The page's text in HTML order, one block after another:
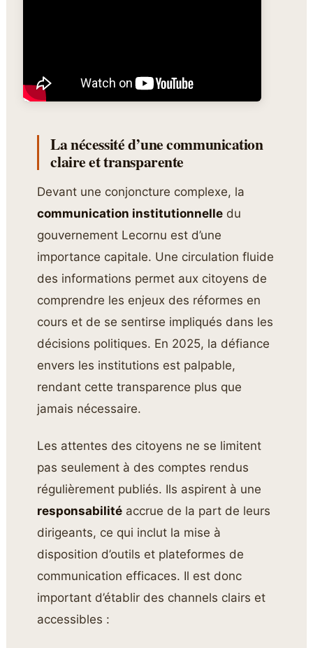
La nécessité d’une communication
claire et transparente
Devant une conjoncture complexe, la
communication institutionnelle du
gouvernement Lecornu est d’une
importance capitale. Une circulation fluide
des informations permet aux citoyens de
comprendre les enjeux des réformes en
cours et de se sentirse impliqués dans les
décisions politiques. En 2025, la défiance
envers les institutions est palpable,
rendant cette transparence plus que
jamais nécessaire.
Les attentes des citoyens ne se limitent
pas seulement à des comptes rendus
régulièrement publiés. Ils aspirent à une
responsabilité accrue de la part de leurs
dirigeants, ce qui inclut la mise à
disposition d’outils et plateformes de
communication efficaces. Il est donc
important d’établir des channels clairs et
accessibles :